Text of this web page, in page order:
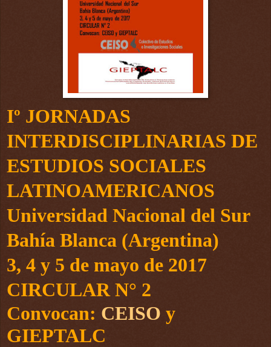
Iº JORNADAS
INTERDISCIPLINARIAS DE
ESTUDIOS SOCIALES
LATINOAMERICANOS
Universidad Nacional del Sur
Bahía Blanca (Argentina)
3, 4 y 5 de mayo de 2017
CIRCULAR N° 2
Convocan: CEISO y
GIEPTALC